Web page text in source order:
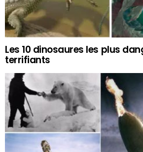
Les 10 dinosaures les plus
terrifiants